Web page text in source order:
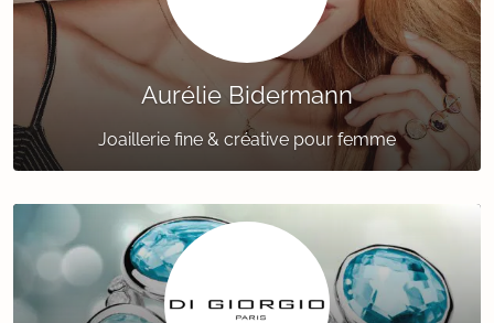
Aurélie Bidermann
Joaillerie fine & créative pour femme